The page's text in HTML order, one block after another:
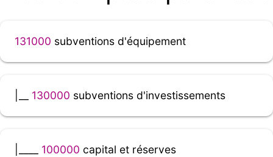
131000 subventions d'équipement
130000 subventions d'investissements
100000 capital et réserves